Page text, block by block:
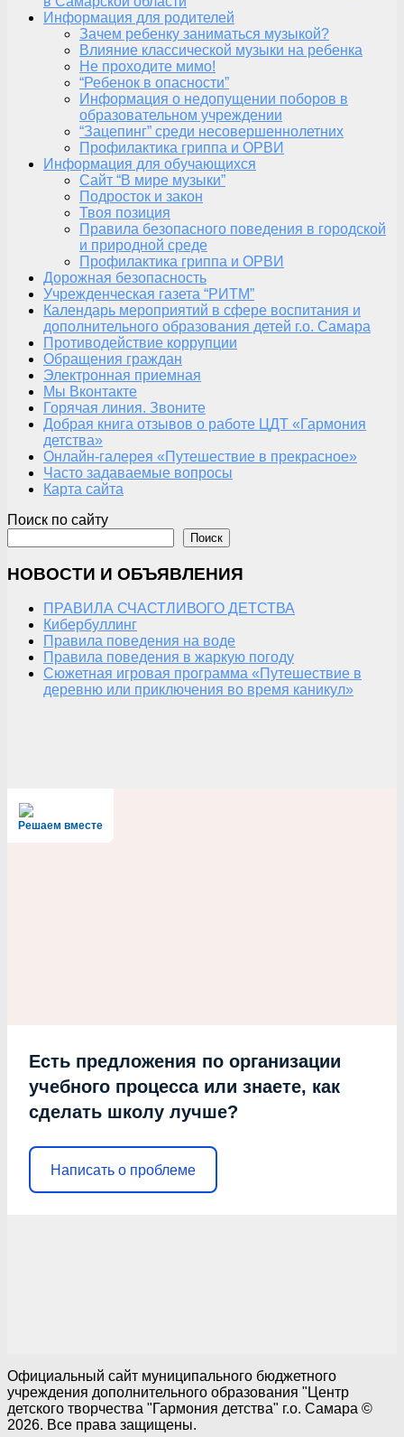
Информация для родителей
Зачем ребенку заниматься музыкой?
Влияние классической музыки на ребенка
Не проходите мимо!
“Ребенок в опасности”
Информация о недопущении поборов в
образовательном учреждении
“Зацепинг” среди несовершеннолетних
Профилактика гриппа и ОРВИ
Информация для обучающихся
Сайт “В мире музыки”
Подросток и закон
Твоя позиция
Правила безопасного поведения в городской
и природной среде
Профилактика гриппа и ОРВИ
Дорожная безопасность
Учрежденческая газета “РИТМ”
Календарь мероприятий в сфере воспитания и
дополнительного образования детей г.о. Самара
Противодействие коррупции
Обращения граждан
Электронная приемная
Мы Вконтакте
Горячая линия. Звоните
Добрая книга отзывов о работе ЦДТ «Гармония
детства»
Онлайн-галерея «Путешествие в прекрасное»
Часто задаваемые вопросы
Карта сайта
Поиск по сайту
Поиск
НОВОСТИ И ОБЪЯВЛЕНИЯ
ПРАВИЛА СЧАСТЛИВОГО ДЕТСТВА
Кибербуллинг
Правила поведения на воде
Правила поведения в жаркую погоду
Сюжетная игровая программа «Путешествие в
деревню или приключения во время каникул»
Решаем вместе
Есть предложения по организации
учебного процесса или знаете, как
сделать школу лучше?
Написать о проблеме
Официальный сайт муниципального бюджетного
учреждения дополнительного образования "Центр
детского творчества "Гармония детства" г.о. Самара ©
2026. Все права защищены.